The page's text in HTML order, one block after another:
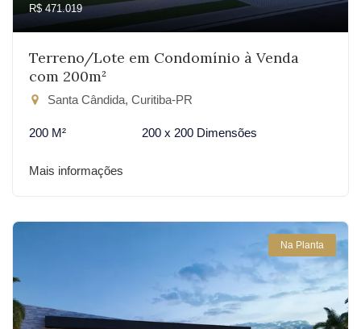
R$ 471.019
Terreno/Lote em Condomínio à Venda
com 200m²
Santa Cândida, Curitiba-PR
200 M² 200 x 200 Dimensões
Mais informações
Na Planta